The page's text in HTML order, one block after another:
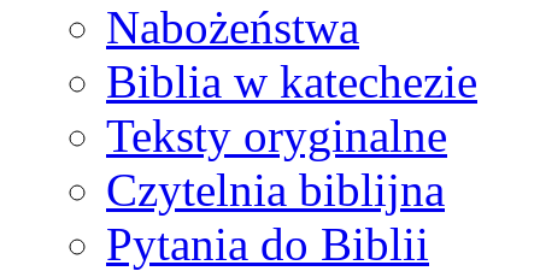
Nabożeństwa
Biblia w katechezie
Teksty oryginalne
Czytelnia biblijna
Pytania do Biblii